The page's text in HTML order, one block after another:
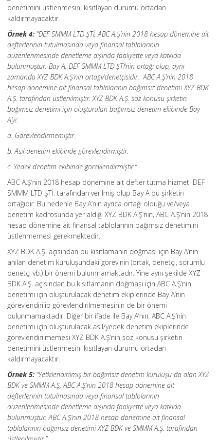
denetimini üstlenmesini kısıtlayan durumu ortadan
kaldırmayacaktır.
Örnek 4: “DEF SMMM LTD ŞTİ, ABC A.Ş’nin 2018 hesap dönemine ait
defterlerinin tutulmasında veya finansal tablolarının
düzenlenmesinde denetleme dışında faaliyette veya katkıda
bulunmuştur. Bay A, DEF SMMM LTD ŞTİ’nin ortağı olup, aynı
zamanda XYZ BDK A.Ş’nin ortağı/denetçisidir. ABC A.Ş’nin 2018
hesap dönemine ait finansal tablolarının bağımsız denetimi XYZ BDK
A.Ş. tarafından üstlenilmiştir. XYZ BDK A.Ş. söz konusu şirketin
bağımsız denetimi için oluşturulan bağımsız denetim ekibinde Bay
A’yı:
a. Görevlendirmemiştir.
b. Asıl denetim ekibinde görevlendirmiştir.
c. Yedek denetim ekibinde görevlendirmiştir.”
ABC A.Ş’nin 2018 hesap dönemine ait defter tutma hizmeti DEF
SMMM LTD ŞTİ. tarafından verilmiş olup Bay A bu şirketin
ortağıdır. Bu nedenle Bay A’nın ayrıca ortağı olduğu ve/veya
denetim kadrosunda yer aldığı XYZ BDK A.Ş’nin, ABC A.Ş’nin 2018
hesap dönemine ait finansal tablolarının bağımsız denetimini
üstlenmemesi gerekmektedir.
XYZ BDK A.Ş. açısından bu kısıtlamanın doğması için Bay A’nın
anılan denetim kuruluşundaki görevinin (ortak, denetçi, sorumlu
denetçi vb.) bir önemi bulunmamaktadır. Yine aynı şekilde XYZ
BDK A.Ş. açısından bu kısıtlamanın doğması için ABC A.Ş’nin
denetimi için oluşturulacak denetim ekiplerinde Bay A’nın
görevlendirilip görevlendirilmemesinin de bir önemi
bulunmamaktadır. Diğer bir ifade ile Bay A’nın, ABC A.Ş’nin
denetimi için oluşturulacak asıl/yedek denetim ekiplerinde
görevlendirilmemesi XYZ BDK A.Ş’nin söz konusu şirketin
denetimini üstlenmesini kısıtlayan durumu ortadan
kaldırmayacaktır.
Örnek 5: “Yetkilendirilmiş bir bağımsız denetim kuruluşu da olan XYZ
BDK ve SMMM A.Ş, ABC A.Ş’nin 2018 hesap dönemine ait
defterlerinin tutulmasında veya finansal tablolarının
düzenlenmesinde denetleme dışında faaliyette veya katkıda
bulunmuştur. ABC A.Ş’nin 2018 hesap dönemine ait finansal
tablolarının bağımsız denetimi XYZ BDK ve SMMM A.Ş. tarafından